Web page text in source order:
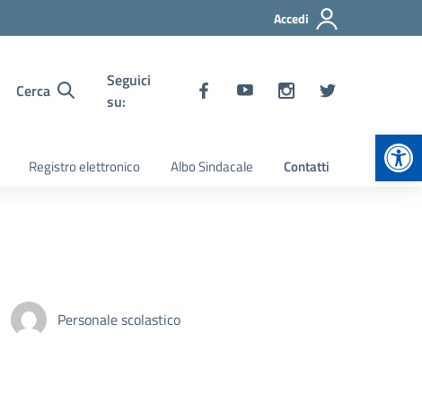
Accedi
Cerca
Seguici
su:
Registro elettronico Albo Sindacale Contatti
Personale scolastico